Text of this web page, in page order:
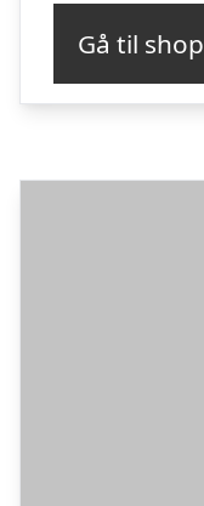
Gå til shop